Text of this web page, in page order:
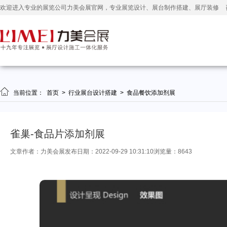
欢迎进入专业的展览公司力美会展官网，专业展览设计、展台制作搭建、展厅装修
 当前位置： 首页 > 行业展台设计搭建 > 食品餐饮添加剂展
雀巢-食品片添加剂展
文章作者：力美会展发布日期：2022-09-29 10:31:10浏览量：8643